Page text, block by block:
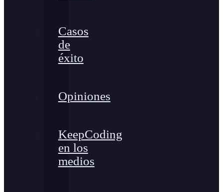
Casos
de
éxito
Opiniones
KeepCoding
en los
medios